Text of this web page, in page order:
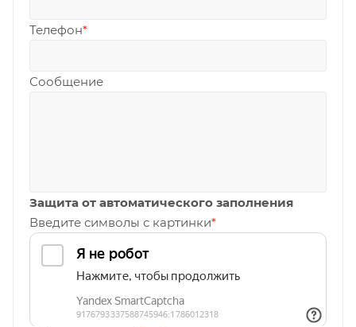
Телефон*
Сообщение
Защита от автоматического заполнения
Введите символы с картинки*